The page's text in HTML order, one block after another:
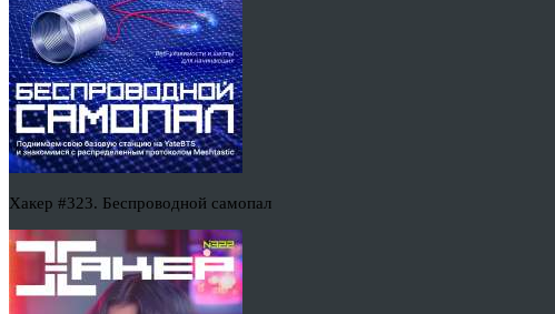
Хакер #323. Беспроводной самопал